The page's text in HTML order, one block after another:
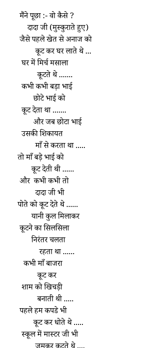
     मैंने पूछा :- वो कैसे ?
         दादा जी (मुस्कुराते हुए)
     जैसे पहले खेत से अनाज को
             कूट कर घर लाते थे ...
      घर में मिर्च मसाला
              कूटते थे .......
      कभी कभी बड़ा भाई
            छोटे भाई को
      कूट देता था .......
            और जब छोटा भाई
      उसकी शिकायत
             माँ से करता था .....
    तो माँ बड़े भाई को
           कूट देती थी ......
     और  कभी कभी तो
             दादा जी भी
    पोते को कूट देते थे ......
           यानी कुल मिलाकर
     कूटने का सिलसिला
           निरंतर चलता
               रहता था ......
       कभी माँ बाजरा
              कूट कर
      शाम को खिचड़ी
              बनाती थी .....
     पहले हम कपडे भी
            कूट कर धोते थे .....
      स्कूल में मास्टर जी भी